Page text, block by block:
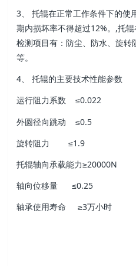
3、 托辊在正常工作条件下的使
期内损坏率不得超过12%。,托
检测项目有：防尘、防水、旋转
等。
4、 托辊的主要技术性能参数
运行阻力系数 ≤0.022
外圆径向跳动 ≤0.5
旋转阻力 ≤1.9
托辊轴向承载能力≥20000N
轴向位移量 ≤0.25
轴承使用寿命 ≥3万小时